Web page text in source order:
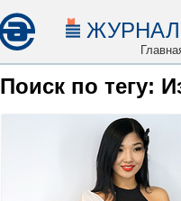
ЖУРНАЛ
Поиск по тегу: